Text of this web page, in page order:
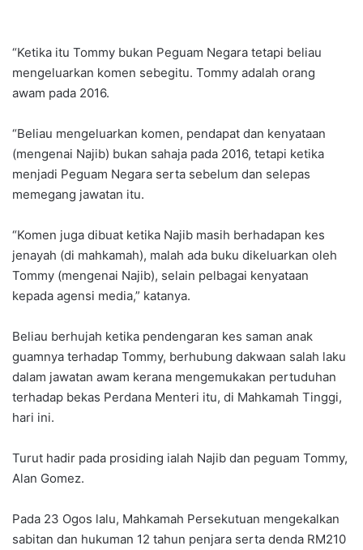
“Ketika itu Tommy bukan Peguam Negara tetapi beliau
mengeluarkan komen sebegitu. Tommy adalah orang
awam pada 2016.
“Beliau mengeluarkan komen, pendapat dan kenyataan
(mengenai Najib) bukan sahaja pada 2016, tetapi ketika
menjadi Peguam Negara serta sebelum dan selepas
memegang jawatan itu.
“Komen juga dibuat ketika Najib masih berhadapan kes
jenayah (di mahkamah), malah ada buku dikeluarkan oleh
Tommy (mengenai Najib), selain pelbagai kenyataan
kepada agensi media,” katanya.
Beliau berhujah ketika pendengaran kes saman anak
guamnya terhadap Tommy, berhubung dakwaan salah laku
dalam jawatan awam kerana mengemukakan pertuduhan
terhadap bekas Perdana Menteri itu, di Mahkamah Tinggi,
hari ini.
Turut hadir pada prosiding ialah Najib dan peguam Tommy,
Alan Gomez.
Pada 23 Ogos lalu, Mahkamah Persekutuan mengekalkan
sabitan dan hukuman 12 tahun penjara serta denda RM210